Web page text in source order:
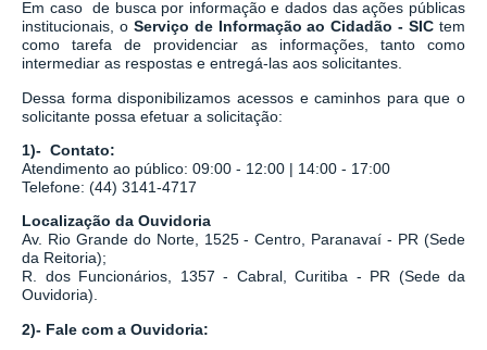
Em caso de busca por informação e dados das ações públicas
institucionais, o Serviço de Informação ao Cidadão - SICtem
como tarefa de
providenciar as informações, tanto como
intermediar as respostas e entregá-las aos solicitantes.
Dessa forma disponibilizamos acessos e caminhos para que o
solicitante possa efetuar a solicitação:
1)- Contato:
Atendimento ao público: 09:00 - 12:00 | 14:00 - 17:00
Telefone: (44) 3141-4717
Localização da Ouvidoria
Av. Rio Grande do Norte, 1525 - Centro, Paranavaí - PR (Sede
da Reitoria);
R. dos Funcionários, 1357 - Cabral, Curitiba - PR (Sede da
Ouvidoria).
2)- Fale com a Ouvidoria: